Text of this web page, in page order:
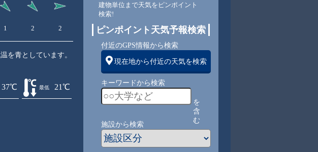
1 2 2 3 3 4 4
を青としています。
37℃ 最低 21℃
建物単位まで天気をピンポイント
検索!
ピンポイント天気予報検索
付近のGPS情報から検索
現在地から付近の天気を検索
キーワードから検索
を
含
む
施設から検索